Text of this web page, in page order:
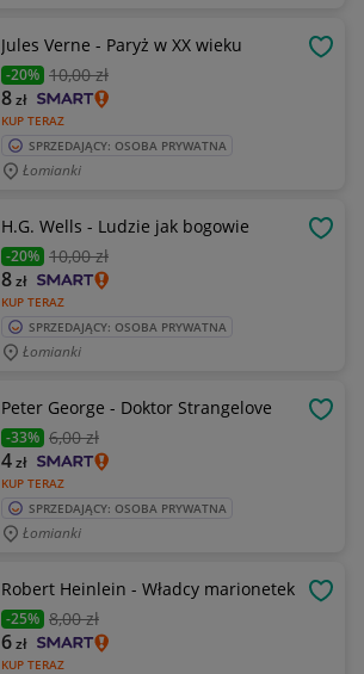
Jules Verne - Paryż w XX wieku
-20% 10,00 zł
KUP TERAZ
8zł
SPRZEDAJĄCY: OSOBA PRYWATNA
Łomianki
H.G. Wells - Ludzie jak bogowie
-20% 10,00 zł
KUP TERAZ
8zł
SPRZEDAJĄCY: OSOBA PRYWATNA
Łomianki
Peter George - Doktor Strangelove
-33% 6,00 zł
KUP TERAZ
4zł
SPRZEDAJĄCY: OSOBA PRYWATNA
Łomianki
Robert Heinlein - Władcy marionetek
-25% 8,00 zł
KUP TERAZ
6zł